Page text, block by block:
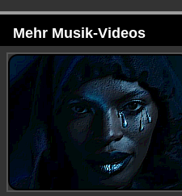
Mehr Musik-Videos